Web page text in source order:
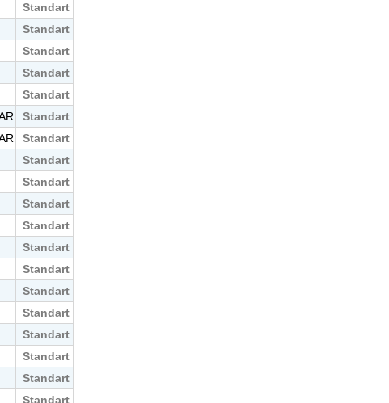
Standart
Standart
Standart
Standart
Standart
Standart
Standart
Standart
Standart
Standart
Standart
Standart
Standart
Standart
Standart
Standart
Standart
Standart
Standart